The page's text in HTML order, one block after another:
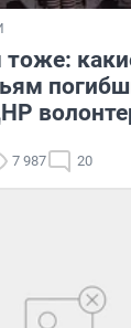
7 987 20